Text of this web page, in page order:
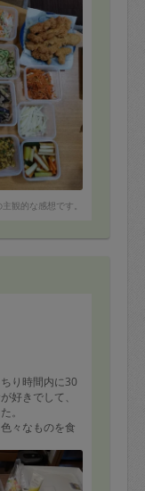
観的な感想です。
り時間内に30
好きでして、
。
々なものを食
たお願いした